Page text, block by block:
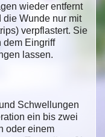
wieder entfernt
Wunde nur mit
verpflastert. Sie
dem Eingriff
lassen.
Schwellungen
ein bis zwei
oder einem